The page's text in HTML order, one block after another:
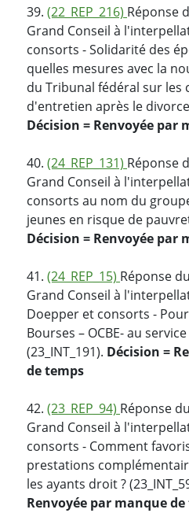
39. (22_REP_216) Réponse
Grand Conseil à
consorts - Solidarité des
quelles mesures avec la
du Tribunal fédéral sur
d'entretien après le divorce
Décision = Renvoyée par
40. (24_REP_131) Réponse
Grand Conseil à
consorts au nom du
jeunes en risque de
Décision = Renvoyée par
41. (24_REP_15) Réponse
Grand Conseil à
Doepper et consorts -
Bourses – OCBE- au
(23_INT_191). Décision =
de temps
42. (23_REP_94) Réponse
Grand Conseil à
consorts - Comment
prestations
les ayants droit ?
Renvoyée par manque